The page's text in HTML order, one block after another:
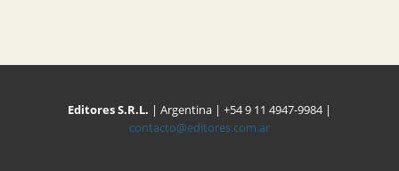
Editores S.R.L. | Argentina | +54 9 11 4947-9984 |
contacto@editores.com.ar